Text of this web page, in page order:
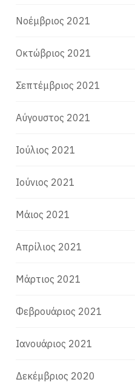
Νοέμβριος 2021
Οκτώβριος 2021
Σεπτέμβριος 2021
Αύγουστος 2021
Ιούλιος 2021
Ιούνιος 2021
Μάιος 2021
Απρίλιος 2021
Μάρτιος 2021
Φεβρουάριος 2021
Ιανουάριος 2021
Δεκέμβριος 2020